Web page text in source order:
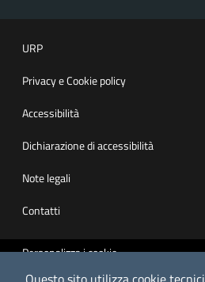
URP
Privacy e Cookie policy
Accessibilità
Dichiarazione di accessibilità
Note legali
Contatti
Personalizza i cookie